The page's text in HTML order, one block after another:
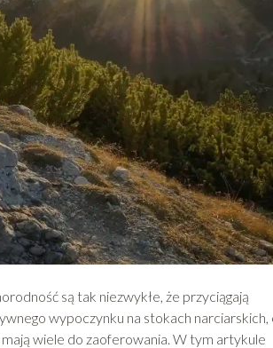
są tak niezwykłe, że przyciągają
wypoczynku na stokach narciarskich,
wiele do zaoferowania. W tym artykule